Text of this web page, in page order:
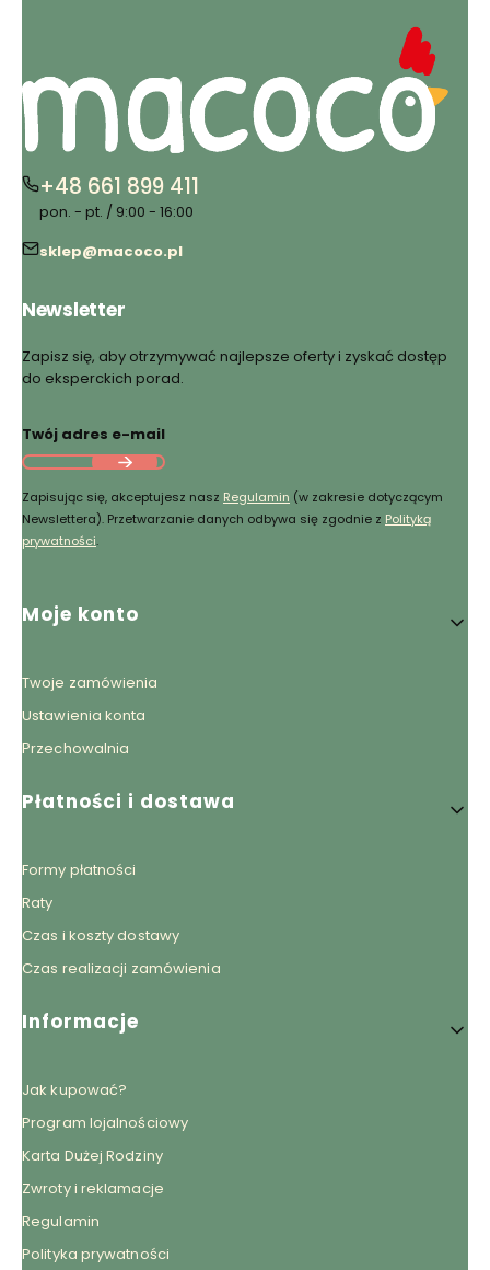
+48 661 899 411
pon. - pt. / 9:00 - 16:00
sklep@macoco.pl
Newsletter
Zapisz się, aby otrzymywać najlepsze oferty i zyskać dostęp
do eksperckich porad.
Twój adres e-mail
Zapisując się, akceptujesz nasz Regulamin (w zakresie dotyczącym
Newslettera). Przetwarzanie danych odbywa się zgodnie z Polityką
prywatności.
Linki w stopce
Moje konto
Twoje zamówienia
Ustawienia konta
Przechowalnia
Płatności i dostawa
Formy płatności
Raty
Czas i koszty dostawy
Czas realizacji zamówienia
Informacje
Jak kupować?
Program lojalnościowy
Karta Dużej Rodziny
Zwroty i reklamacje
Regulamin
Polityka prywatności